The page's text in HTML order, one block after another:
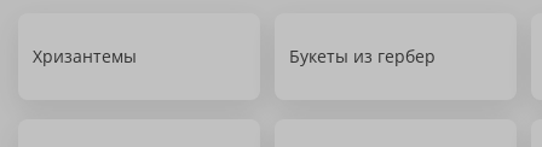
Хризантемы Букеты из гербер